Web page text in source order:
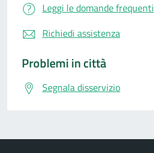
Leggi le domande frequenti
Richiedi assistenza
Problemi in città
Segnala disservizio